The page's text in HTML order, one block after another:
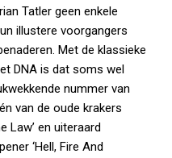
Tatler geen enkele
illustere voorgangers
Met de klassieke
DNA is dat soms wel
nummer van
van de oude krakers
Law’ en uiteraard
‘Hell, Fire And